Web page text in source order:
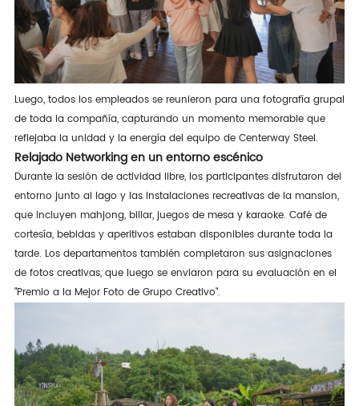
Luego, todos los empleados se reunieron para una fotografía grupal
de toda la compañía, capturando un momento memorable que
reflejaba la unidad y la energía del equipo de Centerway Steel.
Relajado Networking en un entorno escénico
Durante la sesión de actividad libre, los participantes disfrutaron del
entorno junto al lago y las instalaciones recreativas de la mansion,
que incluyen mahjong, billar, juegos de mesa y karaoke. Café de
cortesía, bebidas y aperitivos estaban disponibles durante toda la
tarde. Los departamentos también completaron sus asignaciones
de fotos creativas, que luego se enviaron para su evaluación en el
"Premio a la Mejor Foto de Grupo Creativo".